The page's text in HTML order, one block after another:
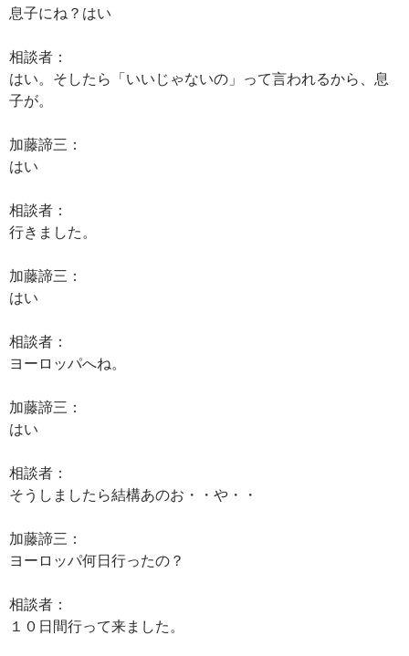
息子にね？はい
相談者：
はい。そしたら「いいじゃないの」って言われるから、息
子が。
加藤諦三：
はい
相談者：
行きました。
加藤諦三：
はい
相談者：
ヨーロッパへね。
加藤諦三：
はい
相談者：
そうしましたら結構あのお・・や・・
加藤諦三：
ヨーロッパ何日行ったの？
相談者：
１０日間行って来ました。